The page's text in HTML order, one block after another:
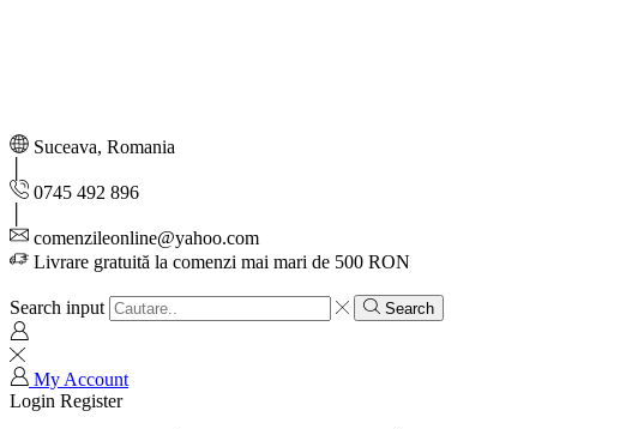
Suceava, Romania
0745 492 896
comenzileonline@yahoo.com
Livrare gratuită la comenzi mai mari de 500 RON
Search input Search
My Account
Login Register